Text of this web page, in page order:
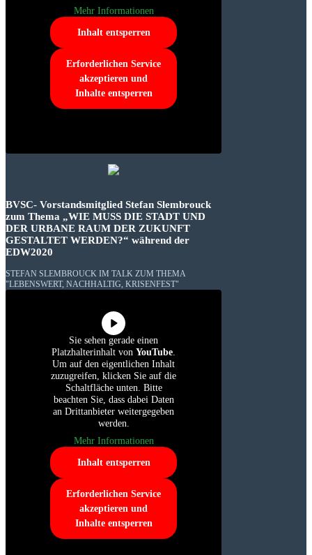
Mehr Informationen
Inhalt entsperren
Erforderlichen Service
akzeptieren und
Inhalte entsperren
BVSC- Vorstandsmitglied Stefan Slembrouck
zum Thema „WIE MUSS DIE STADT UND
DER URBANE RAUM DER ZUKUNFT
GESTALTET WERDEN?“ während der
EDW2020
STEFAN SLEMBROUCK IM TALK ZUM THEMA
"LEBENSWERT, NACHHALTIG, KRISENFEST"
Sie sehen gerade einen
Platzhalterinhalt von YouTube.
Um auf den eigentlichen Inhalt
zuzugreifen, klicken Sie auf die
Schaltfläche unten. Bitte
beachten Sie, dass dabei Daten
an Drittanbieter weitergegeben
werden.
Mehr Informationen
Inhalt entsperren
Erforderlichen Service
akzeptieren und
Inhalte entsperren